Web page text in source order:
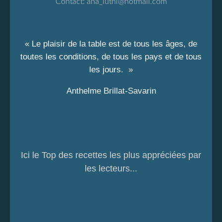
« Le plaisir de la table est de tous les âges, de
toutes les conditions, de tous les pays et de tous
les jours. »
Anthelme Brillat-Savarin
Ici le Top des recettes les plus appréciées par
les lecteurs...